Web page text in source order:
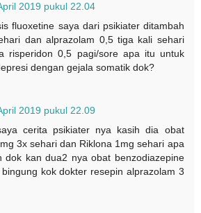
2019 pukul 22.04
fluoxetine saya dari psikiater ditambah
dan alprazolam 0,5 tiga kali sehari
risperidon 0,5 pagi/sore apa itu untuk
dengan gejala somatik dok?
2019 pukul 22.09
cerita psikiater nya kasih dia obat
3x sehari dan Riklona 1mg sehari apa
dok kan dua2 nya obat benzodiazepine
kok dokter resepin alprazolam 3